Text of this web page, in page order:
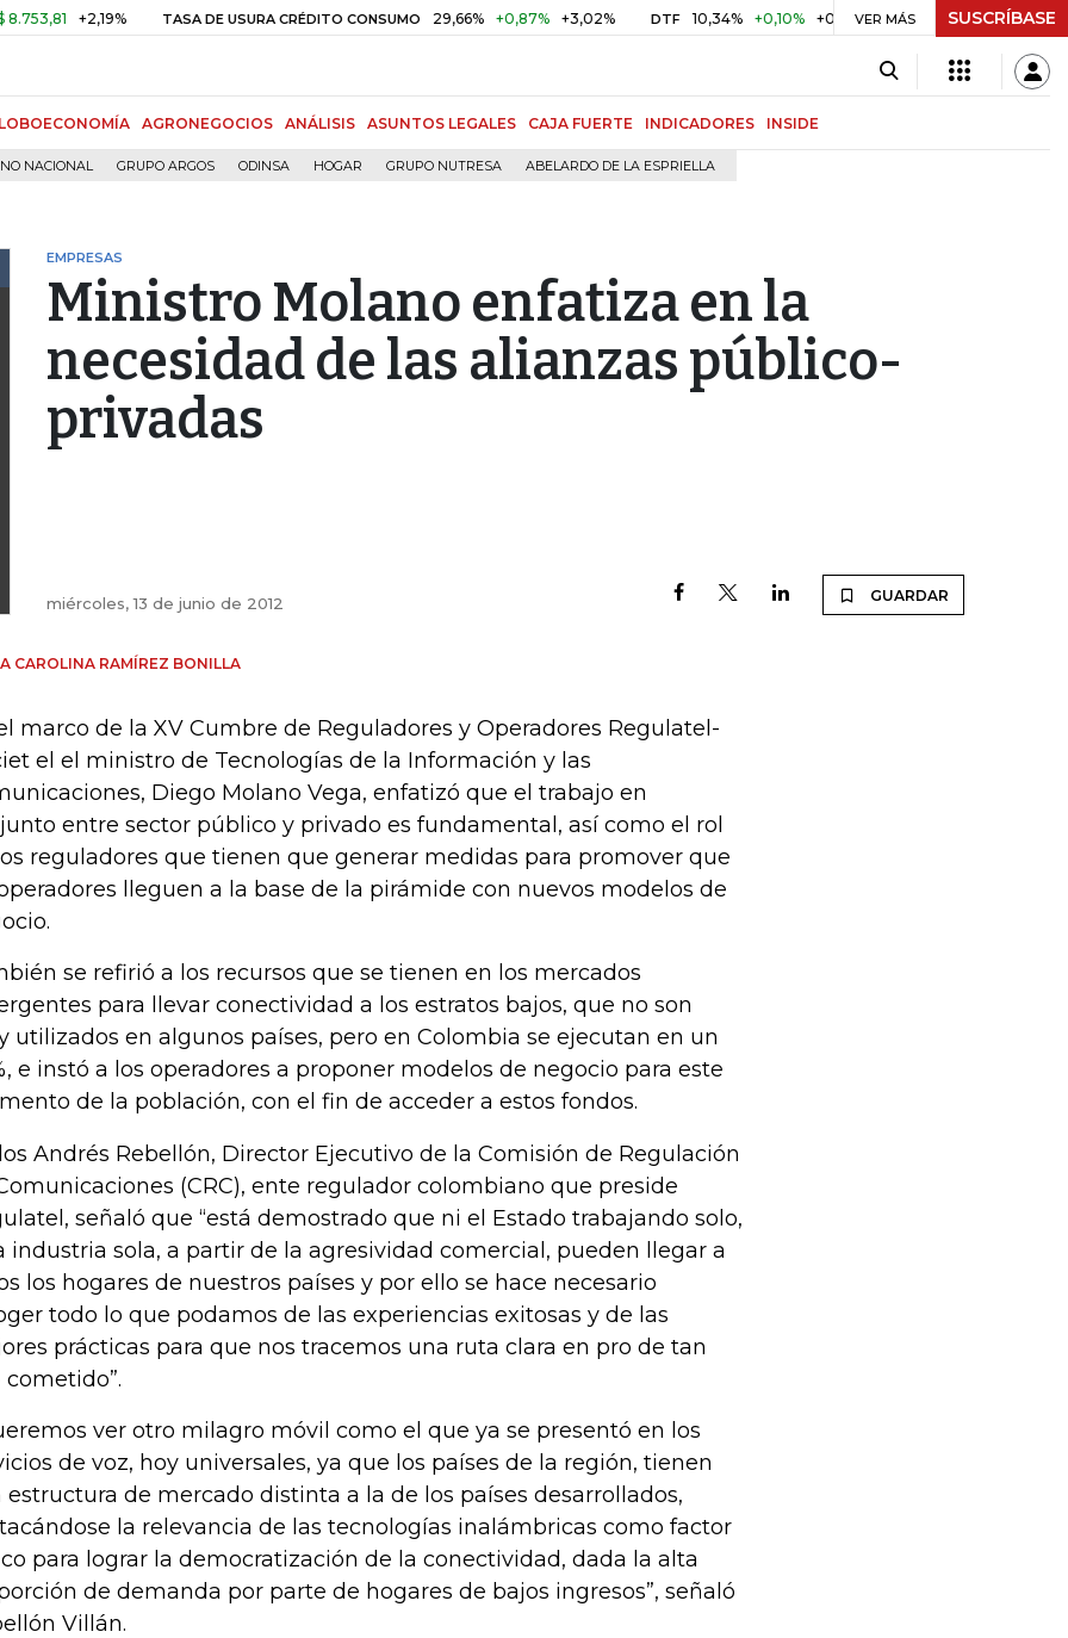
+2,19% TASA DE USURA CRÉDITO CONSUMO 29,66% +0,87% +3,02% DTF 10,34% +0,10% +0,98% UVR $ 416,91 +$ 0,05
VER MÁS SUSCRÍBASE
AGRONEGOCIOS ANÁLISIS ASUNTOS LEGALES CAJA FUERTE INDICADORES INSIDE
NACIONAL GRUPO ARGOS ODINSA HOGAR GRUPO NUTRESA ABELARDO DE LA ESPRIELLA
EMPRESAS
Ministro Molano enfatiza en la
necesidad de las alianzas público-
privadas
miércoles, 13 de junio de 2012 GUARDAR
CAROLINA RAMÍREZ BONILLA
marco de la XV Cumbre de Reguladores y Operadores Regulatel-
el el ministro de Tecnologías de la Información y las
Diego Molano Vega, enfatizó que el trabajo en
entre sector público y privado es fundamental, así como el rol
reguladores que tienen que generar medidas para promover que
lleguen a la base de la pirámide con nuevos modelos de
se refirió a los recursos que se tienen en los mercados
para llevar conectividad a los estratos bajos, que no son
utilizados en algunos países, pero en Colombia se ejecutan en un
e instó a los operadores a proponer modelos de negocio para este
de la población, con el fin de acceder a estos fondos.
Andrés Rebellón, Director Ejecutivo de la Comisión de Regulación
(CRC), ente regulador colombiano que preside
señaló que “está demostrado que ni el Estado trabajando solo,
industria sola, a partir de la agresividad comercial, pueden llegar a
los hogares de nuestros países y por ello se hace necesario
todo lo que podamos de las experiencias exitosas y de las
prácticas para que nos tracemos una ruta clara en pro de tan
cometido”.
ver otro milagro móvil como el que ya se presentó en los
de voz, hoy universales, ya que los países de la región, tienen
estructura de mercado distinta a la de los países desarrollados,
la relevancia de las tecnologías inalámbricas como factor
para lograr la democratización de la conectividad, dada la alta
de demanda por parte de hogares de bajos ingresos”, señaló
Villán.